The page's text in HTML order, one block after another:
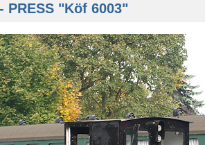
PRESS "Köf 6003"